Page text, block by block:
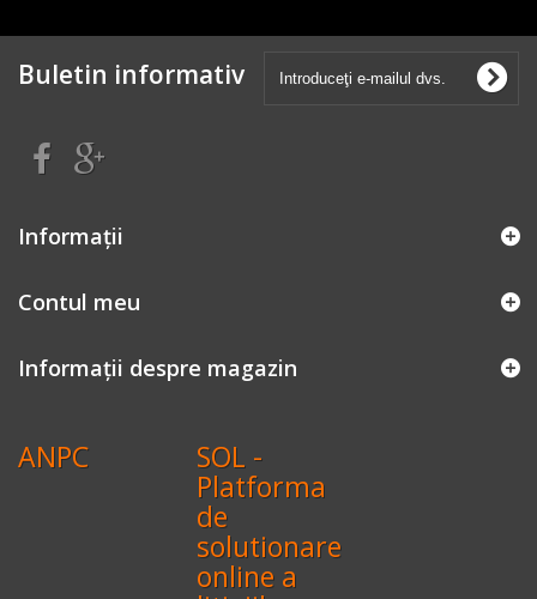
Buletin informativ
Informaţii
Contul meu
Informații despre magazin
ANPC SOL -
Platforma
de
solutionare
online a